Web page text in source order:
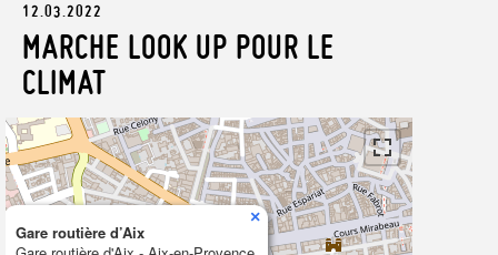
12.03.2022
MARCHE LOOK UP POUR LE
CLIMAT
Gare routière d’Aix
×